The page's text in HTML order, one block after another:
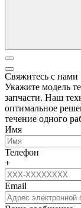
Свяжитесь с нами
Укажите модель
запчасти. Наш
оптимальное
течение одного
Имя
Телефон
+
Email